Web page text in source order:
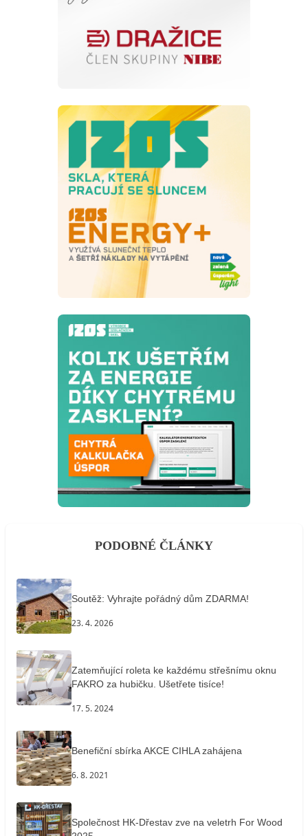
PODOBNÉ ČLÁNKY
Soutěž: Vyhrajte pořádný dům ZDARMA!
23. 4. 2026
Zatemňující roleta ke každému střešnímu oknu
FAKRO za hubičku. Ušetřete tisíce!
17. 5. 2024
Benefiční sbírka AKCE CIHLA zahájena
6. 8. 2021
Společnost HK-Dřestav zve na veletrh For Wood